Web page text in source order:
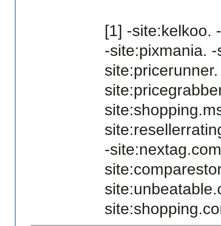
[1] -site:kelkoo.
-site:pixmania.
-